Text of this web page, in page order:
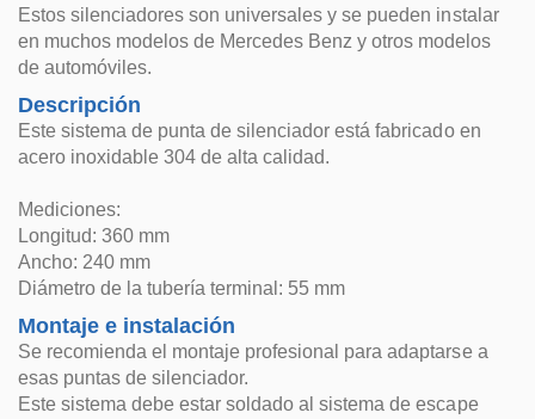
Estos silenciadores son universales y se pueden instalar
en muchos modelos de Mercedes Benz y otros modelos
de automóviles.
Descripción
Este sistema de punta de silenciador está fabricado en
acero inoxidable 304 de alta calidad.
Mediciones:
Longitud: 360 mm
Ancho: 240 mm
Diámetro de la tubería terminal: 55 mm
Montaje e instalación
Se recomienda el montaje profesional para adaptarse a
esas puntas de silenciador.
Este sistema debe estar soldado al sistema de escape